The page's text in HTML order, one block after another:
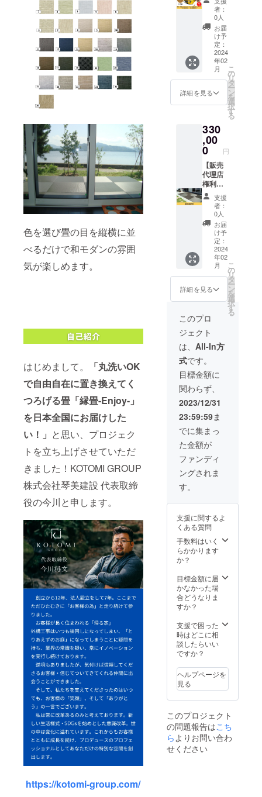
色を選び畳の目を縦横に並
べるだけで和モダンの雰囲
気が楽しめます。
はじめまして。
「丸洗いOK
で自由自在に置き換えてく
つろげる畳「縁畳-Enjoy-」
を日本全国にお届けした
い！」 と思い、プロジェク
トを立ち上げさせていただ
きました！KOTOMI GROUP
株式会社琴美建設 代表取締
役の今川と申します。
https://kotomi-group.com/
今川が
金のた
たみ
コース
ター50
枚を金
のフェ
ラーリ
で直接
お届け
いたし
のス
マート
フォン
で記念
写真撮
影付
き！(助
手席、
車の前
でツー
ショッ
東地方
にお住
まいの
方のみ
ご支援
くださ
い。 ※
ど詳細
はメー
ルにて
ご連絡
させて
いただ
きま
す。 ■
金のた
たみ
コース
ター サ
イズ：
90mm×
90mm
素材：
和紙 ※
一つ一
りをし
ため、
サイズ
には若
干のバ
いま
す。
たみ
コース
ター50
枚を金
のフェ
ラーリ
で今川
が直接
お届
け！＋
記念動
KOTOM
GROUP
株式会
社琴美
建設・
代表取
締役の
今川が
金のた
たみ
コース
ター50
枚を金
のフェ
ラーリ
で直接
お届け
いたし
お客様
のス
マート
フォン
で記念
動画撮
影付
き！(助
手席、
車の前
でツー
ショッ
ト) ※関
東地方
にお住
まいの
方のみ
ご支援
日程な
はメー
ルにて
ご連絡
させて
す。 ■
金のた
たみ
イズ：
90mm×
90mm
素材：
一つ一
つ職人
が手作
りをし
ため、
サイズ
には若
干のバ
ラつき
者：
0人
お届
け予
定：
2024
年02
月
詳細を見る
こ
の
リ
タ
ー
ン
を
選
択
す
る
330
,00
0 円
【販売
代理店
権利】
お外で
も使え
る縁畳-
Enjoy-
の販売
代理店
になれ
る権利
です。
代理店
様価格
で縁畳-
各商品
がご購
入可
能！ 権
利の期
間：
2024年
2月より
1年間 ※
詳細は
オンラ
インに
てご説
明させ
ていた
だきま
す。 ※
日程な
にて調
ていた
だきま
す。
支援
者：
0人
お届
け予
定：
2024
年02
月
詳細を見る
こ
の
リ
タ
ー
ン
を
選
択
す
る
このプロ
ジェクト
は、 All-In方
式です。
目標金額に
関わらず、
2023/12/31
23:59:59ま
でに集まっ
た金額が
ファンディ
ングされま
す。
支援に関するよ
くある質問
手数料はいく
らかかります
か？
目標金額に届
かなかった場
合どうなりま
すか？
支援で困った
時はどこに相
談したらいい
ですか？
ヘルプページを
見る
このプロジェクト
の問題報告はこち
らよりお問い合わ
せください